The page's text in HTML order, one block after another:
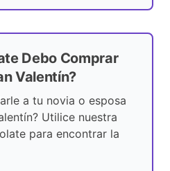
Debo Comprar
Valentín?
a tu novia o esposa
Utilice nuestra
para encontrar la